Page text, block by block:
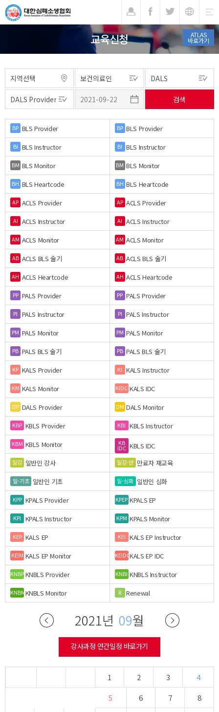
ATLAS
바로가기
교육신청
BP BLS Provider BP BLS Provider
BI BLS Instructor BI BLS Instructor
BM BLS Monitor BM BLS Monitor
BH BLS Heartcode BH BLS Heartcode
AP ACLS Provider AP ACLS Provider
AI ACLS Instructor AI ACLS Instructor
AM ACLS Monitor AM ACLS Monitor
AB ACLS BLS 술기 AB ACLS BLS 술기
AH ACLS Heartcode AH ACLS Heartcode
PP PALS Provider PP PALS Provider
PI PALS Instructor PI PALS Instructor
PM PALS Monitor PM PALS Monitor
PB PALS BLS 술기 PB PALS BLS 술기
KP KALS Provider KI KALS Instructor
KM KALS Monitor KIDC KALS IDC
DP DALS Provider DM DALS Monitor
KBP KBLS Provider KBI KBLS Instructor
KBM KBLS Monitor KB
IDC KBLS IDC
일강 일반인 강사 일강-만 만료자 재교육
일-기초 일반인 기초 일-심화 일반인 심화
KPP KPALS Provider KPEP KPALS EP
KPI KPALS Instructor KPM KPALS Monitor
KEP KALS EP KEI KALS EP Instructor
KEIM KALS EP Monitor KEIDCKALS EP IDC
KNBPKNBLS Provider KNBI KNBLS Instructor
KNBMKNBLS Monitor R Renewal
2021년 09월
강사과정 연간일정 바로가기
1 2 3
4
5
6 7
8